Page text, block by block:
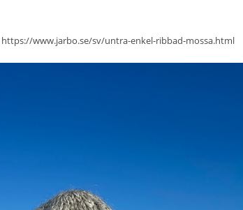
https://www.jarbo.se/sv/untra-enkel-ribbad-mossa.html